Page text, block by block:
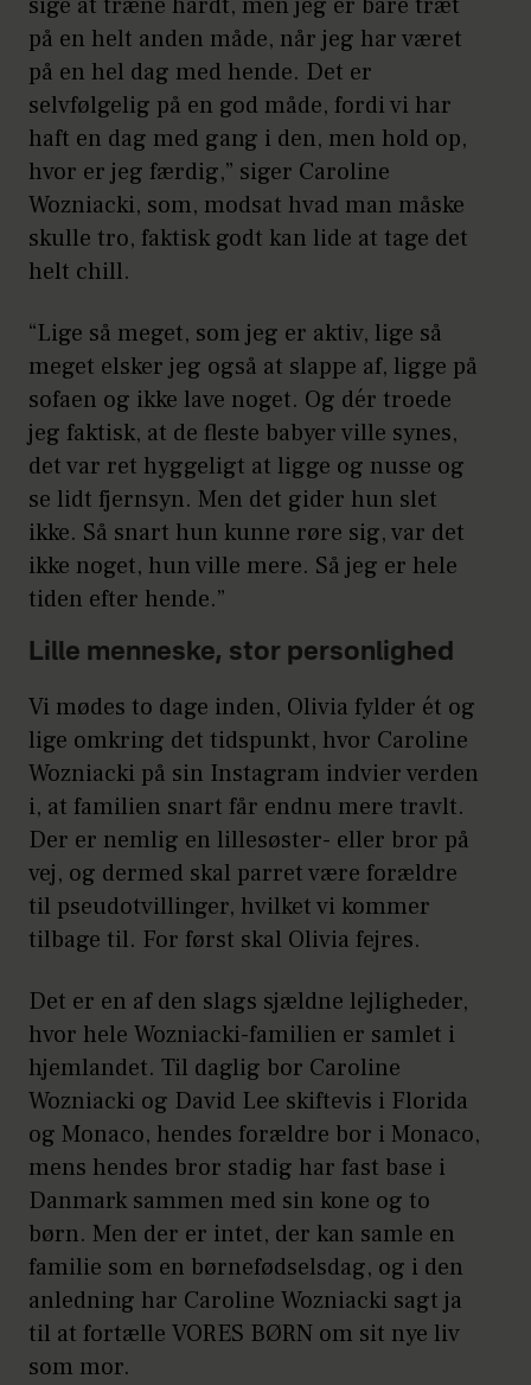
sige at træne hårdt, men jeg er bare træt
på en helt anden måde, når jeg har været
på en hel dag med hende. Det er
selvfølgelig på en god måde, fordi vi har
haft en dag med gang i den, men hold op,
hvor er jeg færdig,” siger Caroline
Wozniacki, som, modsat hvad man måske
skulle tro, faktisk godt kan lide at tage det
helt chill.
“Lige så meget, som jeg er aktiv, lige så
meget elsker jeg også at slappe af, ligge på
sofaen og ikke lave noget. Og dér troede
jeg faktisk, at de fleste babyer ville synes,
det var ret hyggeligt at ligge og nusse og
se lidt fjernsyn. Men det gider hun slet
ikke. Så snart hun kunne røre sig, var det
ikke noget, hun ville mere. Så jeg er hele
tiden efter hende.”
Lille menneske, stor personlighed
Vi mødes to dage inden, Olivia fylder ét og
lige omkring det tidspunkt, hvor Caroline
Wozniacki på sin Instagram indvier verden
i, at familien snart får endnu mere travlt.
Der er nemlig en lillesøster- eller bror på
vej, og dermed skal parret være forældre
til pseudotvillinger, hvilket vi kommer
tilbage til. For først skal Olivia fejres.
Det er en af den slags sjældne lejligheder,
hvor hele Wozniacki-familien er samlet i
hjemlandet. Til daglig bor Caroline
Wozniacki og David Lee skiftevis i Florida
og Monaco, hendes forældre bor i Monaco,
mens hendes bror stadig har fast base i
Danmark sammen med sin kone og to
børn. Men der er intet, der kan samle en
familie som en børnefødselsdag, og i den
anledning har Caroline Wozniacki sagt ja
til at fortælle VORES BØRN om sit nye liv
som mor.